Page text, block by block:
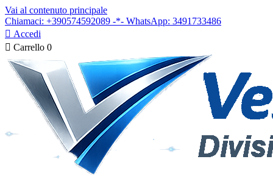
Vai al contenuto principale
Chiamaci: +390574592089 -*- WhatsApp: 3491733486
 Accedi
 Carrello 0